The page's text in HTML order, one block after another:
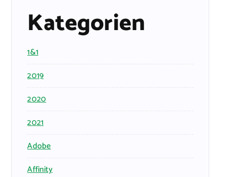
Kategorien
1&1
2019
2020
2021
Adobe
Affinity